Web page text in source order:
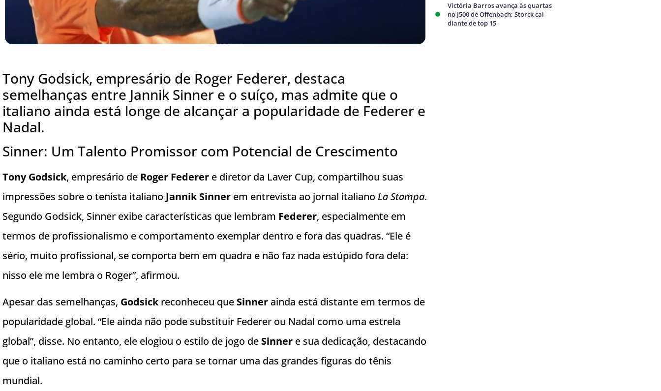
Tony Godsick, empresário de Roger Federer, destaca
semelhanças entre Jannik Sinner e o suíço, mas admite que o
italiano ainda está longe de alcançar a popularidade de Federer e
Nadal.
Sinner: Um Talento Promissor com Potencial de Crescimento
Tony Godsick, empresário de Roger Federer e diretor da Laver Cup, compartilhou suas
impressões sobre o tenista italiano Jannik Sinner em entrevista ao jornal italiano La Stampa.
Segundo Godsick, Sinner exibe características que lembram Federer, especialmente em
termos de profissionalismo e comportamento exemplar dentro e fora das quadras. “Ele é
sério, muito profissional, se comporta bem em quadra e não faz nada estúpido fora dela:
nisso ele me lembra o Roger”, afirmou.
Apesar das semelhanças, Godsickreconheceu que Sinner ainda está distante em termos de
popularidade global. “Ele ainda não pode substituir Federer ou Nadal como uma estrela
global”, disse. No entanto, ele elogiou o estilo de jogo de Sinner e sua dedicação, destacando
que o italiano está no caminho certo para se tornar uma das grandes figuras do tênis
mundial.
Victória Barros avança às quartas
no J500 de Offenbach; Storck cai
diante de top 15